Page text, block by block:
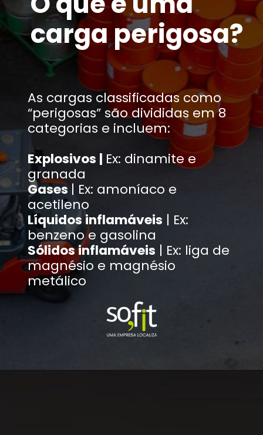
carga perigosa?
As cargas classificadas como
“perigosas” são divididas em 8
categorias e incluem:
Explosivos | Ex: dinamite e
granada
Gases | Ex: amoníaco e
acetileno
Líquidos inflamáveis | Ex:
benzeno e gasolina
Sólidos inflamáveis | Ex: liga de
magnésio e magnésio
metálico